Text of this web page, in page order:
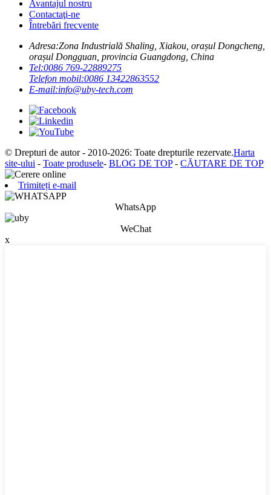
Avantajul nostru
Contactaţi-ne
Întrebări frecvente
Adresa:Zona Industrială Shaling, Xiakou, orașul Dongcheng,
orașul Dongguan, provincia Guangdong, China
Tel:0086 769-22889275
Telefon mobil:0086 13422863552
E-mail:info@uby-tech.com
© Drepturi de autor - 2010-2026: Toate drepturile rezervate.Harta
site-ului - Toate produsele- BLOG DE TOP- CĂUTARE DE TOP
Trimiteți e-mail
WhatsApp
WeChat
x